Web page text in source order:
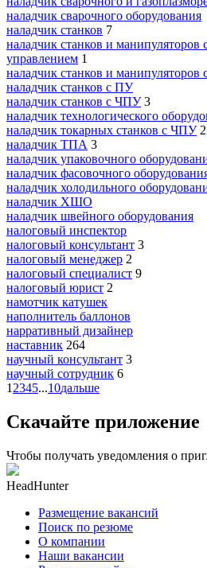
наладчик сварочного оборудования
наладчик станков 7
наладчик станков и
управлением 1
наладчик станков и манипуляторов
наладчик станков с ПУ
наладчик станков с ЧПУ 3
наладчик технологического
наладчик токарных станков с ЧПУ 2
наладчик ТПА 3
наладчик упаковочного
наладчик фасовочного
наладчик холодильного
наладчик ХШО
наладчик швейного оборудования
налоговый инспектор
налоговый консультант 3
налоговый менеджер 2
налоговый специалист 9
налоговый юрист 2
намотчик катушек
наполнитель баллонов
нарративный дизайнер
наставник 264
научный консультант 3
научный сотрудник 6
1 2345...10дальше
Скачайте приложение
Чтобы получать уведомления о
HeadHunter
Размещение вакансий
Поиск по резюме
О компании
Наши вакансии